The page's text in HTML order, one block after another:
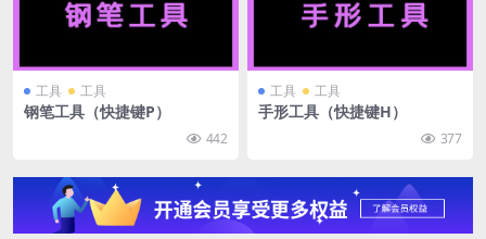
工具 工具
钢笔工具（快捷键P）
442
工具 工具
手形工具（快捷键H）
377